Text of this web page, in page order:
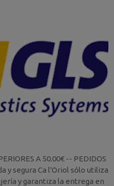
A 50.00€ -- PEDIDOS
y segura Ca l'Oriol sólo utiliza
y garantiza la entrega en